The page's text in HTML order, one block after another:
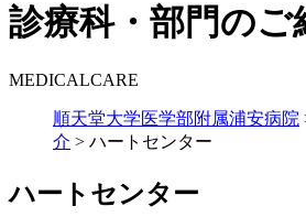
診療科・部門のご
MEDICALCARE
順天堂大学医学部附属浦安病院
介 > ハートセンター
ハートセンター